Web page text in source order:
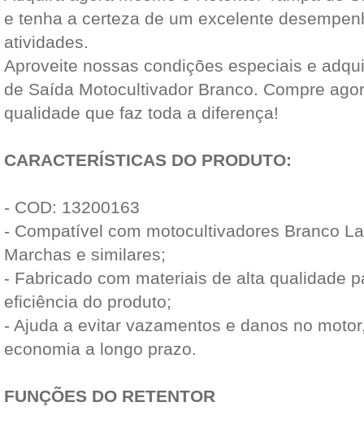
e tenha a certeza de um excelente
atividades.
Aproveite nossas condições especiais e
de Saída Motocultivador Branco. Compre
qualidade que faz toda a diferença!
CARACTERÍSTICAS DO PRODUTO:
- COD: 13200163
- Compatível com motocultivadores Branco
Marchas e similares;
- Fabricado com materiais de alta qualidade
eficiência do produto;
- Ajuda a evitar vazamentos e danos no
economia a longo prazo.
FUNÇÕES DO RETENTOR